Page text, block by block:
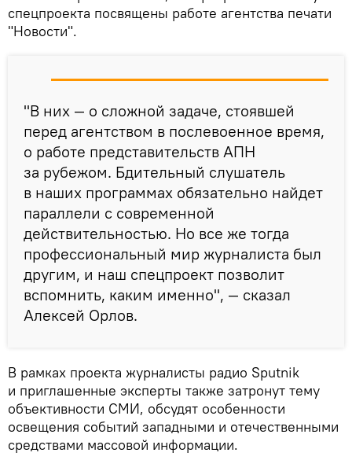
спецпроекта посвящены работе агентства печати
"Новости".
"В них — о сложной задаче, стоявшей
перед агентством в послевоенное время,
о работе представительств АПН
за рубежом. Бдительный слушатель
в наших программах обязательно найдет
параллели с современной
действительностью. Но все же тогда
профессиональный мир журналиста был
другим, и наш спецпроект позволит
вспомнить, каким именно", — сказал
Алексей Орлов.
В рамках проекта журналисты радио Sputnik
и приглашенные эксперты также затронут тему
объективности СМИ, обсудят особенности
освещения событий западными и отечественными
средствами массовой информации.